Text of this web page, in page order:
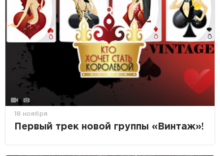
18 ноября
Первый трек новой группы «Винтаж»!